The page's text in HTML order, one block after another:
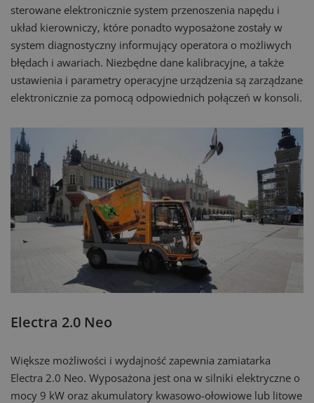
sterowane elektronicznie system przenoszenia napędu i
układ kierowniczy, które ponadto wyposażone zostały w
system diagnostyczny informujący operatora o możliwych
błędach i awariach. Niezbędne dane kalibracyjne, a także
ustawienia i parametry operacyjne urządzenia są zarządzane
elektronicznie za pomocą odpowiednich połączeń w konsoli.
Electra 2.0 Neo
Większe możliwości i wydajność zapewnia zamiatarka
Electra 2.0 Neo. Wyposażona jest ona w silniki elektryczne o
mocy 9 kW oraz akumulatory kwasowo-ołowiowe lub litowe